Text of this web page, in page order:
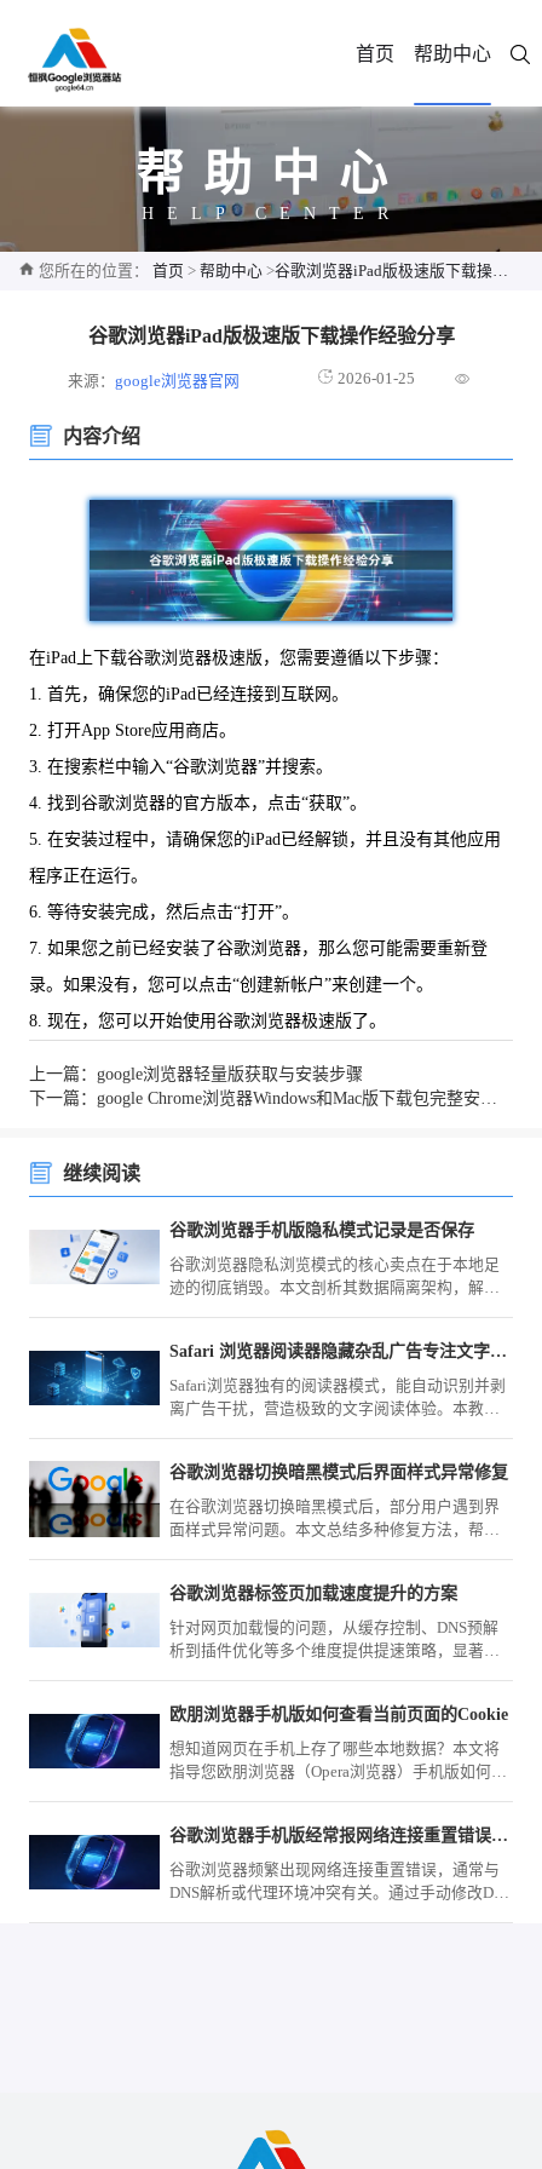
首页 帮助中心
帮助中心
HELP CENTER
您所在的位置： 首页 > 帮助中心 >谷歌浏览器iPad版极速版下载操作经验分享
谷歌浏览器iPad版极速版下载操作经验分享
来源：google浏览器官网 2026-01-25
内容介绍
在iPad上下载谷歌浏览器极速版，您需要遵循以下步骤：
1. 首先，确保您的iPad已经连接到互联网。
2. 打开App Store应用商店。
3. 在搜索栏中输入“谷歌浏览器”并搜索。
4. 找到谷歌浏览器的官方版本，点击“获取”。
5. 在安装过程中，请确保您的iPad已经解锁，并且没有其他应用
程序正在运行。
6. 等待安装完成，然后点击“打开”。
7. 如果您之前已经安装了谷歌浏览器，那么您可能需要重新登
录。如果没有，您可以点击“创建新帐户”来创建一个。
8. 现在，您可以开始使用谷歌浏览器极速版了。
上一篇：google浏览器轻量版获取与安装步骤
下一篇：google Chrome浏览器Windows和Mac版下载包完整安装及操作
继续阅读
谷歌浏览器手机版隐私模式记录是否保存
谷歌浏览器隐私浏览模式的核心卖点在于本地足
迹的彻底销毁。本文剖析其数据隔离架构，解释
Safari 浏览器阅读器隐藏杂乱广告专注文字阅读
Safari浏览器独有的阅读器模式，能自动识别并剥
离广告干扰，营造极致的文字阅读体验。本教程
内容之中，显著提升阅读品质。
谷歌浏览器切换暗黑模式后界面样式异常修复
在谷歌浏览器切换暗黑模式后，部分用户遇到界
面样式异常问题。本文总结多种修复方法，帮助
谷歌浏览器标签页加载速度提升的方案
针对网页加载慢的问题，从缓存控制、DNS预解
析到插件优化等多个维度提供提速策略，显著提
欧朋浏览器手机版如何查看当前页面的Cookie
想知道网页在手机上存了哪些本地数据？本文将
指导您欧朋浏览器（Opera浏览器）手机版如何深
谷歌浏览器手机版经常报网络连接重置错误到底怎么改机
谷歌浏览器频繁出现网络连接重置错误，通常与
DNS解析或代理环境冲突有关。通过手动修改DNS